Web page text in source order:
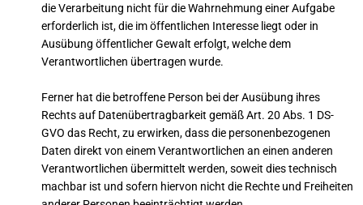
die Verarbeitung nicht für die Wahrnehmung einer Aufgabe
erforderlich ist, die im öffentlichen Interesse liegt oder in
Ausübung öffentlicher Gewalt erfolgt, welche dem
Verantwortlichen übertragen wurde.
Ferner hat die betroffene Person bei der Ausübung ihres
Rechts auf Datenübertragbarkeit gemäß Art. 20 Abs. 1 DS-
GVO das Recht, zu erwirken, dass die personenbezogenen
Daten direkt von einem Verantwortlichen an einen anderen
Verantwortlichen übermittelt werden, soweit dies technisch
machbar ist und sofern hiervon nicht die Rechte und Freiheiten